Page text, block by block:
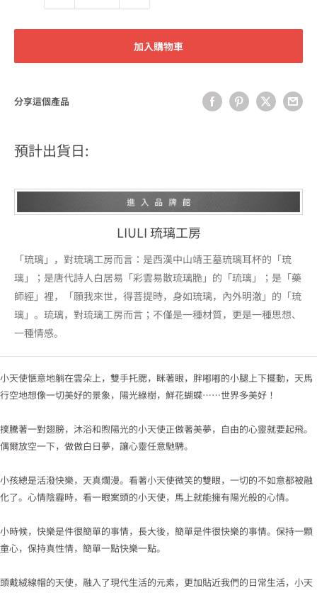
加入購物車
分享這個產品
預計出貨日:
LIULI 琉璃工房
「琉璃」，對琉璃工房而言：是西漢中山靖王墓琉璃耳杯的「琉
璃」；是唐代詩人白居易「彩雲易散琉璃脆」的「琉璃」；是「藥
師經」裡，「願我來世，得菩提時，身如琉璃，內外明澈」的「琉
璃」。琉璃，對琉璃工房而言；不僅是一種材質，更是一種思想、
一種情感。
小天使愜意地躺在雲朵上，雙手托腮，眯著眼，胖嘟嘟的小腿上下擺動，天馬
行空地想像一切美好的景象，陽光綠樹，鮮花蝴蝶……世界多美好！
撲騰著一對翅膀，沐浴和煦陽光的小天使正做著美夢，自由的心靈就要起飛。
偶爾放空一下，做做白日夢，讓心靈任意馳騁。
小孩總是活潑快樂，天真爛漫。看著小天使微笑的雙眼，一切的不如意都被融
化了。心情陰霾時，看一眼案頭的小天使，馬上就能擁有陽光般的心情。
小時候，快樂是件很簡單的事情，長大後，簡單是件很快樂的事情。保持一顆
童心，保持真性情，簡單一點快樂一點。
頭戴絨線帽的天使，融入了現代生活的元素，更加貼近我們的日常生活，小天